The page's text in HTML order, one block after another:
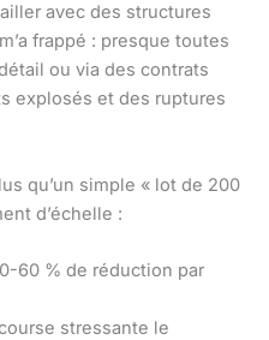
avec des structures
frappé : presque toutes
ou via des contrats
explosés et des ruptures
qu’un simple « lot de 200
d’échelle :
60 % de réduction par
stressante le